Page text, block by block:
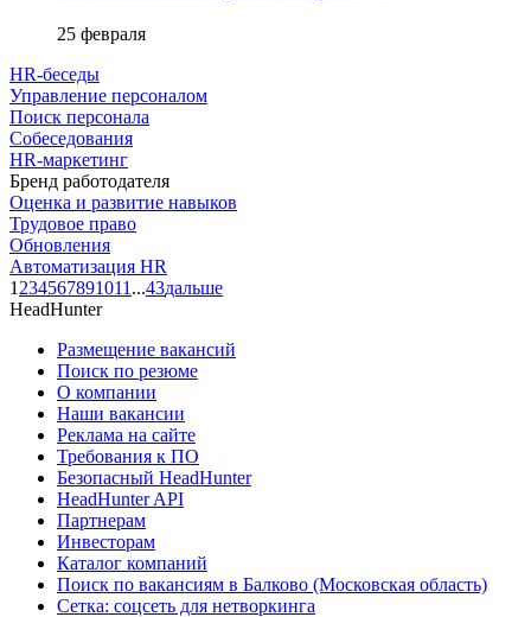
25 февраля
HR-беседы
Управление персоналом
Поиск персонала
Собеседования
HR-маркетинг
Бренд работодателя
Оценка и развитие навыков
Трудовое право
Обновления
Автоматизация HR
1 234567891011 ...43дальше
HeadHunter
Размещение вакансий
Поиск по резюме
О компании
Наши вакансии
Реклама на сайте
Требования к ПО
Безопасный HeadHunter
HeadHunter API
Партнерам
Инвесторам
Каталог компаний
Поиск по вакансиям в Балково (Московская область)
Сетка: соцсеть для нетворкинга